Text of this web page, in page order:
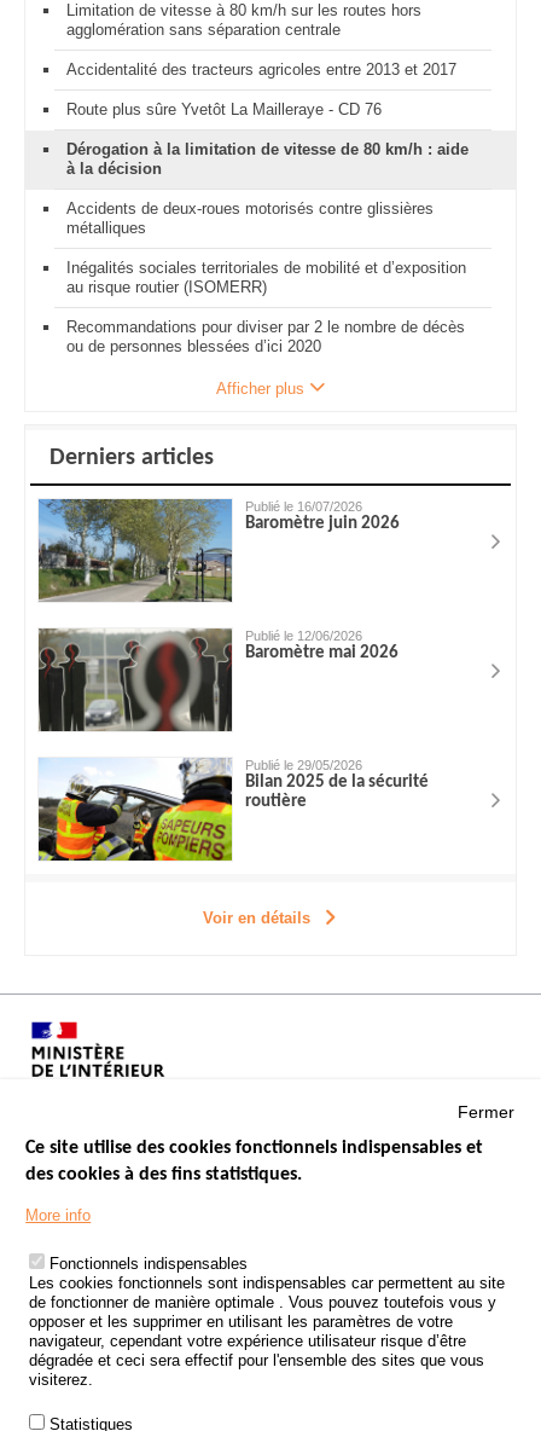
Limitation de vitesse à 80 km/h sur les routes hors
agglomération sans séparation centrale
Accidentalité des tracteurs agricoles entre 2013 et 2017
Route plus sûre Yvetôt La Mailleraye - CD 76
Dérogation à la limitation de vitesse de 80 km/h : aide
à la décision
Accidents de deux-roues motorisés contre glissières
métalliques
Inégalités sociales territoriales de mobilité et d’exposition
au risque routier (ISOMERR)
Recommandations pour diviser par 2 le nombre de décès
ou de personnes blessées d’ici 2020
Afficher plus
Derniers articles
Publié le 16/07/2026
Baromètre juin 2026
Publié le 12/06/2026
Baromètre mai 2026
Publié le 29/05/2026
Bilan 2025 de la sécurité
routière
Voir en détails
Menu
Footer
LES SITES PUBLICS
ÉTAT DE L’INSÉCURITÉ ROUTIÈRE
TRAITEMENT DES DONNÉES PERSONNELLES DES ACCIDENTS DE
LA ROUTE
ETUDES ET RECHERCHES
APPEL À PROJETS
POLITIQUE DE SÉCURITÉ ROUTIÈRE
Fermer
Ce site utilise des cookies fonctionnels indispensables et
des cookies à des fins statistiques.
More info
Fonctionnels indispensables
Les cookies fonctionnels sont indispensables car permettent au site
de fonctionner de manière optimale . Vous pouvez toutefois vous y
opposer et les supprimer en utilisant les paramètres de votre
navigateur, cependant votre expérience utilisateur risque d’être
dégradée et ceci sera effectif pour l'ensemble des sites que vous
visiterez.
Statistiques